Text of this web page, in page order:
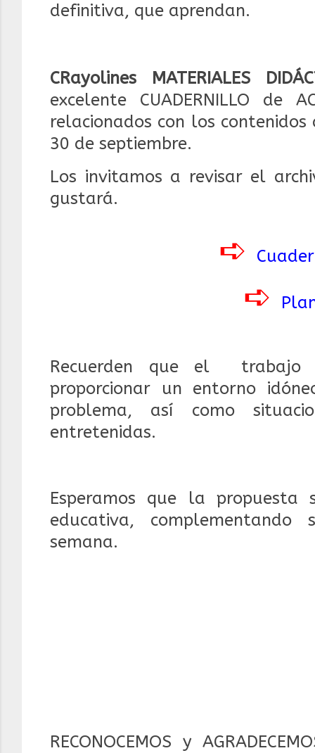
definitiva, que aprendan.
CRayolines MATERIALES
excelente CUADERNILLO de
relacionados con los
30 de septiembre.
Los invitamos a revisar el
gustará.
➪
➪
Recuerden que el trabajo
proporcionar un entorno
problema, así como
entretenidas.
Esperamos que la
educativa,
semana.
RECONOCEMOS y